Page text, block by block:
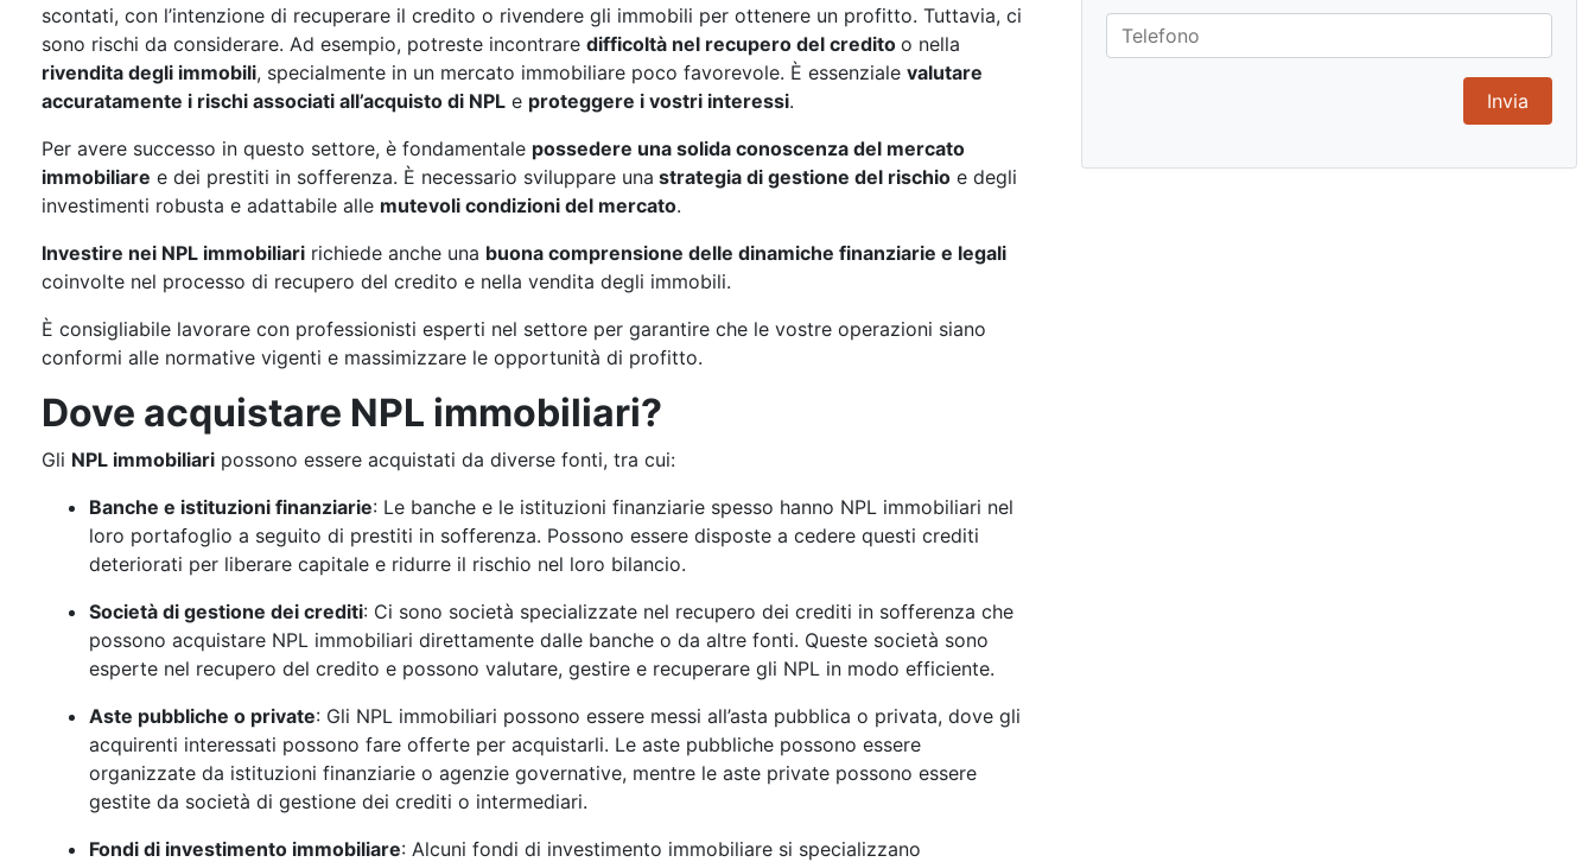
scontati, con l’intenzione di recuperare il credito o rivendere gli immobili per ottenere un profitto. Tuttavia, ci
sono rischi da considerare. Ad esempio, potreste incontrare difficoltà nel recupero del credito o nella
rivendita degli immobili, specialmente in un mercato immobiliare poco favorevole. È essenziale valutare
accuratamente i rischi associati all’acquisto di NPL e proteggere i vostri interessi.
Per avere successo in questo settore, è fondamentale possedere una solida conoscenza del mercato
immobiliare e dei prestiti in sofferenza. È necessario sviluppare una strategia di gestione del rischio e degli
investimenti robusta e adattabile alle mutevoli condizioni del mercato.
Investire nei NPL immobiliari richiede anche una buona comprensione delle dinamiche finanziarie e legali
coinvolte nel processo di recupero del credito e nella vendita degli immobili.
È consigliabile lavorare con professionisti esperti nel settore per garantire che le vostre operazioni siano
conformi alle normative vigenti e massimizzare le opportunità di profitto.
Dove acquistare NPL immobiliari?
Gli NPL immobiliari possono essere acquistati da diverse fonti, tra cui:
Banche e istituzioni finanziarie: Le banche e le istituzioni finanziarie spesso hanno NPL immobiliari nel
loro portafoglio a seguito di prestiti in sofferenza. Possono essere disposte a cedere questi crediti
deteriorati per liberare capitale e ridurre il rischio nel loro bilancio.
Società di gestione dei crediti: Ci sono società specializzate nel recupero dei crediti in sofferenza che
possono acquistare NPL immobiliari direttamente dalle banche o da altre fonti. Queste società sono
esperte nel recupero del credito e possono valutare, gestire e recuperare gli NPL in modo efficiente.
Aste pubbliche o private: Gli NPL immobiliari possono essere messi all’asta pubblica o privata, dove gli
acquirenti interessati possono fare offerte per acquistarli. Le aste pubbliche possono essere
organizzate da istituzioni finanziarie o agenzie governative, mentre le aste private possono essere
gestite da società di gestione dei crediti o intermediari.
Fondi di investimento immobiliare: Alcuni fondi di investimento immobiliare si specializzano